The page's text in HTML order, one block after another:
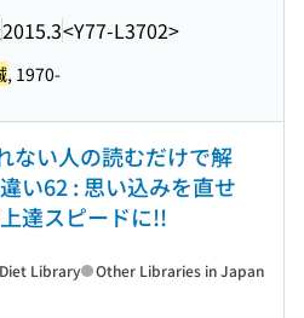
2015.3<Y77-L3702>
, 1970-
ない人の読むだけで解
い62 : 思い込みを直せ
達スピードに!!
Library Other Libraries in Japan